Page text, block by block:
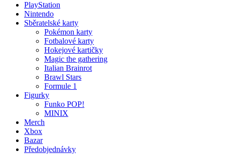
PlayStation
Nintendo
Sběratelské karty
Pokémon karty
Fotbalové karty
Hokejové kartičky
Magic the gathering
Italian Brainrot
Brawl Stars
Formule 1
Figurky
Funko POP!
MINIX
Merch
Xbox
Bazar
Předobjednávky